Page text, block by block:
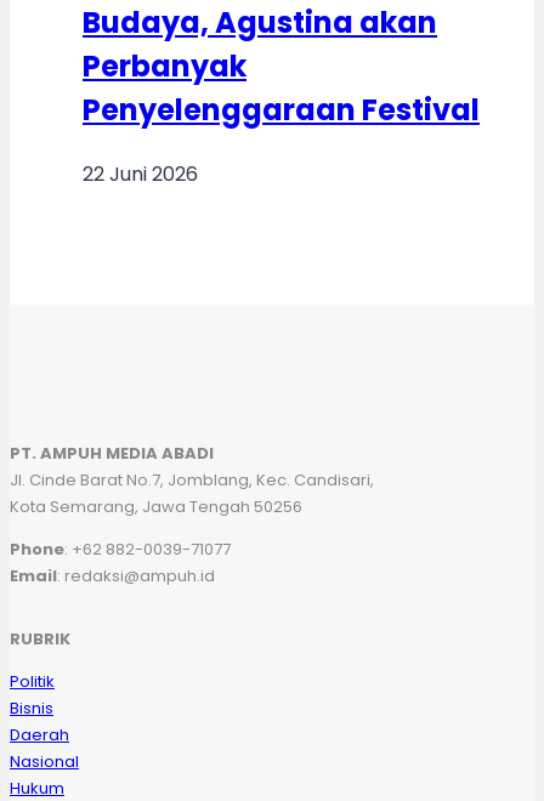
Budaya, Agustina akan
Perbanyak
Penyelenggaraan Festival
22 Juni 2026
PT. AMPUH MEDIA ABADI
Jl. Cinde Barat No.7, Jomblang, Kec. Candisari,
Kota Semarang, Jawa Tengah 50256
Phone: +62 882-0039-71077
Email: redaksi@ampuh.id
RUBRIK
Politik
Bisnis
Daerah
Nasional
Hukum